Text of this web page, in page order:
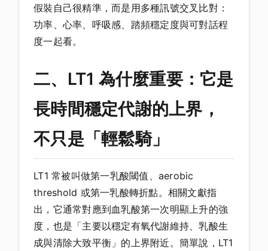
假裝自己很精準，而是用多種訊號交叉比對：
功率、心率、呼吸感、踏頻穩定度與可對話程
度一起看。
二、LT1 為什麼重要：它是
長時間穩定代謝的上界，
不只是「輕鬆騎」
LT1 常被叫做第一乳酸閾值、aerobic
threshold 或第一乳酸轉折點。相關文獻指
出，它通常對應到血乳酸第一次明顯上升的強
度，也是「主要以穩定有氧代謝維持、乳酸生
成與清除大致平衡」的上界附近。簡單說，LT1